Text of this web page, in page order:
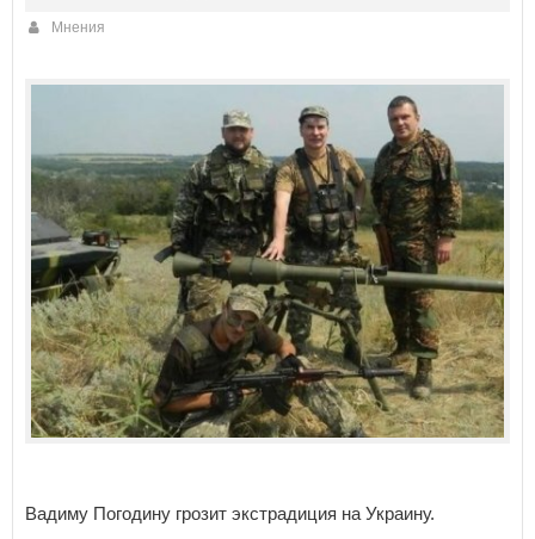
Мнения
Вадиму Погодину грозит экстрадиция на Украину.